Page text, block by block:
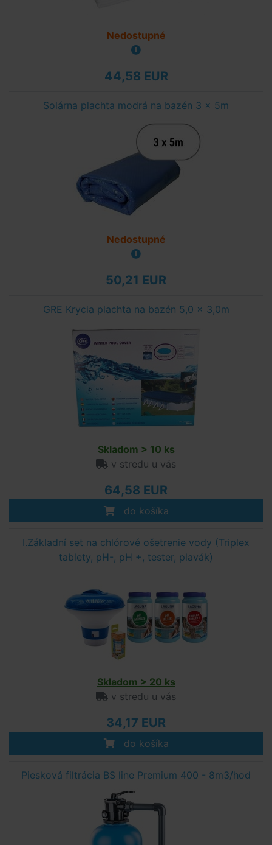
Nedostupné
44,58 EUR
Solárna plachta modrá na bazén 3 x 5m
Nedostupné
50,21 EUR
GRE Krycia plachta na bazén 5,0 x 3,0m
Skladom > 10 ks
v stredu u vás
64,58 EUR
do košíka
I.Základní set na chlórové ošetrenie vody (Triplex
tablety, pH-, pH +, tester, plavák)
Skladom > 20 ks
v stredu u vás
34,17 EUR
do košíka
Piesková filtrácia BS line Premium 400 - 8m3/hod